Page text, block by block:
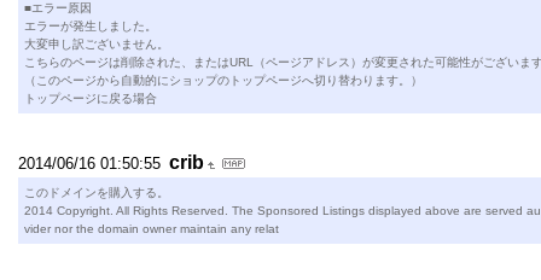
■エラー原因
エラーが発生しました。
大変申し訳ございません。
こちらのページは削除された、またはURL（ページアドレス）が変更された可能性がございま
（このページから自動的にショップのトップページへ切り替わります。）
トップページに戻る場合
2014/06/16 01:50:55 crib
このドメインを購入する。
2014 Copyright. All Rights Reserved. The Sponsored Listings displayed above are served
vider nor the domain owner maintain any relat